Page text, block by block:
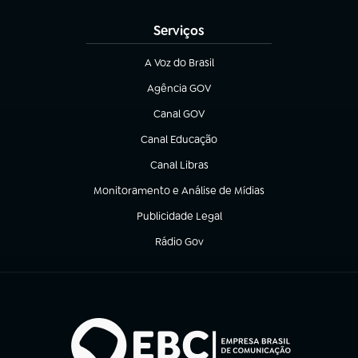
Serviços
A Voz do Brasil
(abre em nova aba)
Agência GOV
(abre em nova aba)
Canal GOV
(abre em nova aba)
Canal Educação
(abre em nova aba)
Canal Libras
(abre em nova aba)
Monitoramento e Análise de Mídias
(abre em nova aba)
Publicidade Legal
(abre em nova aba)
Rádio Gov
(abre em nova aba)